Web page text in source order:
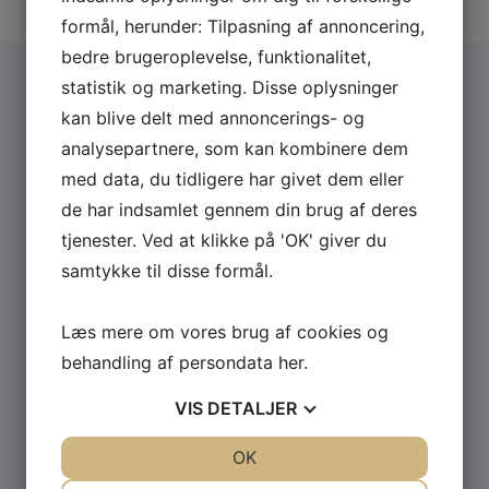
Få et Gratis
konsulentbesøg
eller et gratis
tilbud
Udfyld formularen og vi
kontakter dig
formål, herunder: Tilpasning af annoncering,
bedre brugeroplevelse, funktionalitet,
statistik og marketing. Disse oplysninger
kan blive delt med annoncerings- og
analysepartnere, som kan kombinere dem
med data, du tidligere har givet dem eller
de har indsamlet gennem din brug af deres
tjenester. Ved at klikke på 'OK' giver du
samtykke til disse formål.
Læs mere om vores brug af cookies og
behandling af persondata her.
VIS DETALJER
OK